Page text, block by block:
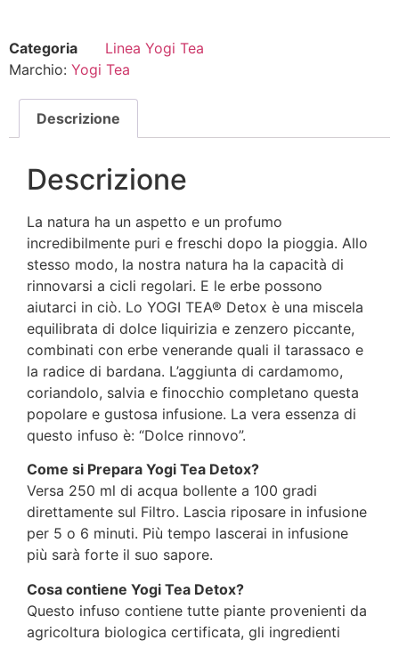
Categoria
Linea Yogi Tea
Marchio: Yogi Tea
Descrizione
Descrizione
La natura ha un aspetto e un profumo
incredibilmente puri e freschi dopo la pioggia. Allo
stesso modo, la nostra natura ha la capacità di
rinnovarsi a cicli regolari. E le erbe possono
aiutarci in ciò. Lo YOGI TEA® Detox è una miscela
equilibrata di dolce liquirizia e zenzero piccante,
combinati con erbe venerande quali il tarassaco e
la radice di bardana. L’aggiunta di cardamomo,
coriandolo, salvia e finocchio completano questa
popolare e gustosa infusione. La vera essenza di
questo infuso è: “Dolce rinnovo”.
Come si Prepara Yogi Tea Detox?
Versa 250 ml di acqua bollente a 100 gradi
direttamente sul Filtro. Lascia riposare in infusione
per 5 o 6 minuti. Più tempo lascerai in infusione
più sarà forte il suo sapore.
Cosa contiene Yogi Tea Detox?
Questo infuso contiene tutte piante provenienti da
agricoltura biologica certificata, gli ingredienti